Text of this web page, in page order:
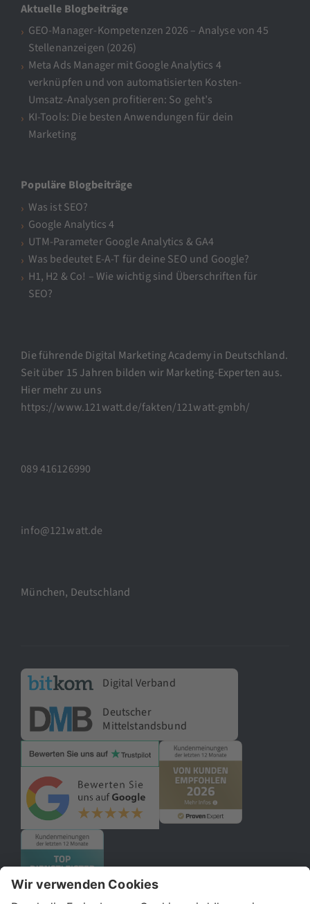
Aktuelle Blogbeiträge
GEO-Manager-Kompetenzen 2026 – Analyse von 45
Stellenanzeigen (2026)
Meta Ads Manager mit Google Analytics 4
verknüpfen und von automatisierten Kosten-
Umsatz-Analysen profitieren: So geht’s
KI-Tools: Die besten Anwendungen für dein
Marketing
Populäre Blogbeiträge
Was ist SEO?
Google Analytics 4
UTM-Parameter Google Analytics & GA4
Was bedeutet E-A-T für deine SEO und Google?
H1, H2 & Co! – Wie wichtig sind Überschriften für
SEO?
Die führende Digital Marketing Academy in Deutschland.
Seit über 15 Jahren bilden wir Marketing-Experten aus.
Hier mehr zu uns
https://www.121watt.de/fakten/121watt-gmbh/
089 416126990
info@121watt.de
München, Deutschland
Digital Verband
Deutscher
Mittelstandsbund